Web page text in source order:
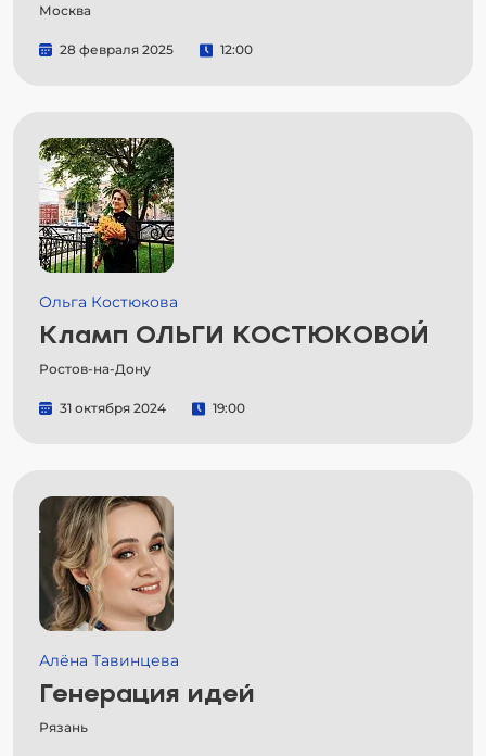
Москва
28 февраля 2025 12:00
Ольга Костюкова
Кламп ОЛЬГИ КОСТЮКОВОЙ
Ростов-на-Дону
31 октября 2024 19:00
Алёна Тавинцева
Генерация идей
Рязань